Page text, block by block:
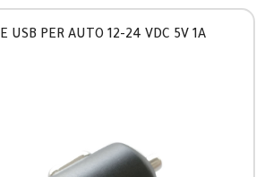
USB PER AUTO 12-24 VDC 5V 1A